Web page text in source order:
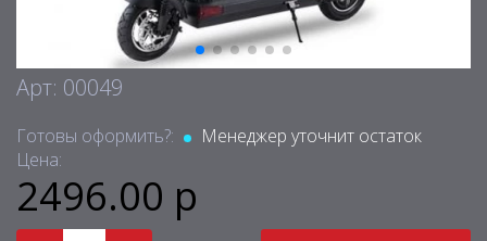
Арт: 00049
Готовы оформить?:
Менеджер уточнит остаток
Цена:
2496.00 р